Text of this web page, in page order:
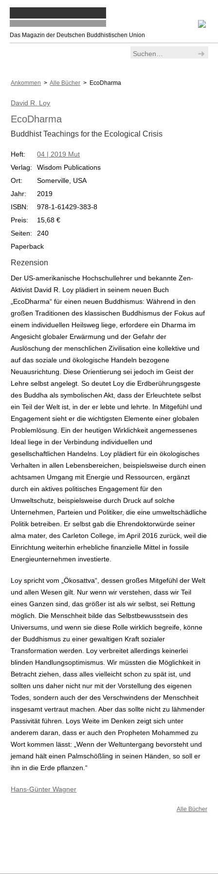
Das Magazin der Deutschen Buddhistischen Union
Ankommen >Alle Bücher > EcoDharma
David R. Loy
EcoDharma
Buddhist Teachings for the Ecological Crisis
Heft:
04 | 2019 Mut
Verlag:
Wisdom Publications
Ort:
Somerville, USA
Jahr:
2019
ISBN:
978-1-61429-383-8
Preis:
15,68 €
Seiten:
240
Paperback
Rezension
Der US-amerikanische Hochschullehrer und bekannte Zen-
Aktivist David R. Loy plädiert in seinem neuen Buch
„EcoDharma“ für einen neuen Buddhismus: Während in den
großen Traditionen des klassischen Buddhismus der Fokus auf
einem individuellen Heilsweg liege, erfordere ein Dharma im
Angesicht globaler Erwärmung und der Gefahr der
Auslöschung der menschlichen Zivilisation eine kollektive und
auf das soziale und ökologische Handeln bezogene
Neuausrichtung. Diese Orientierung sei jedoch im Geist der
Lehre selbst angelegt. So deutet Loy die Erdberührungsgeste
des Buddha als symbolischen Akt, dass der Erleuchtete selbst
ein Teil der Welt ist, in der er lebte und lehrte. In Mitgefühl und
Engagement sieht er die wichtigsten Elemente einer globalen
Problemlösung. Ein der heutigen Wirklichkeit angemessenes
Ideal liege in der Verbindung individuellen und
gesellschaftlichen Handelns. Loy plädiert für ein ökologisches
Verhalten in allen Lebensbereichen, beispielsweise durch einen
achtsamen Umgang mit Energie und Ressourcen, ergänzt
durch ein aktives politisches Engagement für den
Umweltschutz, beispielsweise durch Druck auf solche
Unternehmen, Parteien und Politiker, die eine umweltschädliche
Politik betreiben. Er selbst gab die Ehrendoktorwürde seiner
alma mater, des Carleton College, im April 2016 zurück, weil die
Einrichtung weiterhin erhebliche finanzielle Mittel in fossile
Energieunternehmen investierte.
Loy spricht vom „Ökosattva“, dessen großes Mitgefühl der Welt
und allen Wesen gilt. Nur wenn wir verstehen, dass wir Teil
eines Ganzen sind, das größer ist als wir selbst, sei Rettung
möglich. Die Menschheit bilde das Selbstbewusstsein des
Universums, und wenn sie diese Rolle wirklich begreife, könne
der Buddhismus zu einer gewaltigen Kraft sozialer
Transformation werden. Loy verbreitet allerdings keinerlei
blinden Handlungsoptimismus. Wir müssten die Möglichkeit in
Betracht ziehen, dass alles vielleicht schon zu spät ist, und
sollten uns daher nicht nur mit der Vorstellung des eigenen
Todes, sondern auch der des Verschwindens der Menschheit
insgesamt vertraut machen. Aber das sollte nicht zu lähmender
Passivität führen. Loys Weite im Denken zeigt sich unter
anderem daran, dass er auch den Propheten Mohammed zu
Wort kommen lässt: „Wenn der Weltuntergang bevorsteht und
jemand hält einen Palmschößling in seinen Händen, so soll er
ihn in die Erde pflanzen.“
Hans-Günter Wagner
Alle Bücher